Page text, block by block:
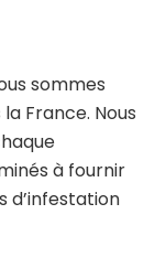
sommes
France. Nous
à fournir
d’infestation